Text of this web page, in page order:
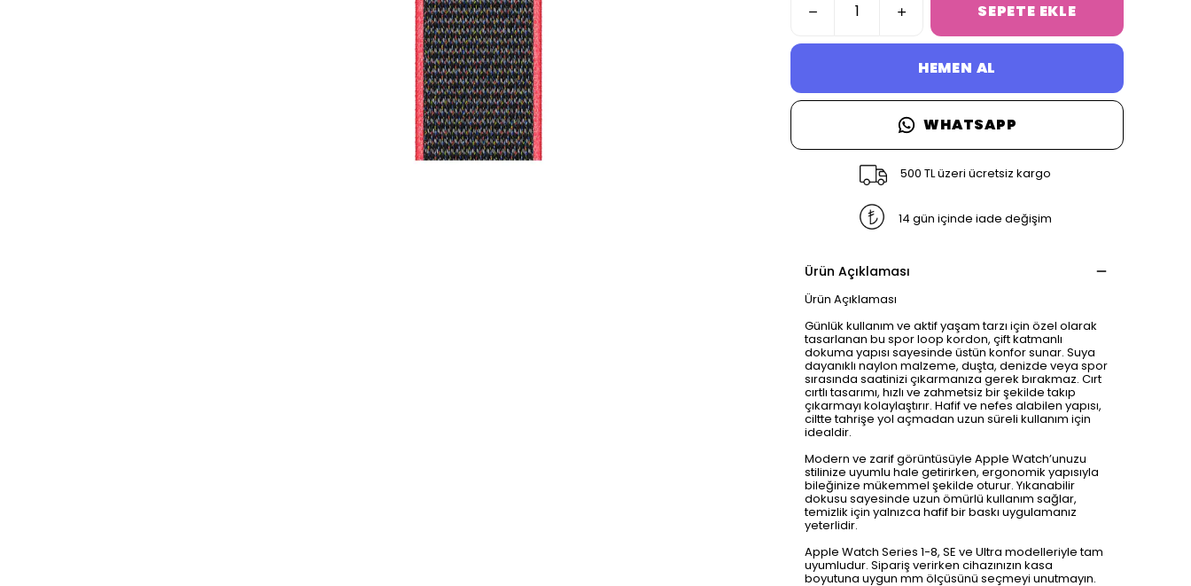
SEPETE EKLE
HEMEN AL
WHATSAPP
500 TL üzeri ücretsiz kargo
14 gün içinde iade değişim
Ürün Açıklaması
Ürün Açıklaması
Günlük kullanım ve aktif yaşam tarzı için özel olarak
tasarlanan bu spor loop kordon, çift katmanlı
dokuma yapısı sayesinde üstün konfor sunar. Suya
dayanıklı naylon malzeme, duşta, denizde veya spor
sırasında saatinizi çıkarmanıza gerek bırakmaz. Cırt
cırtlı tasarımı, hızlı ve zahmetsiz bir şekilde takıp
çıkarmayı kolaylaştırır. Hafif ve nefes alabilen yapısı,
ciltte tahrişe yol açmadan uzun süreli kullanım için
idealdir.
Modern ve zarif görüntüsüyle Apple Watch’unuzu
stilinize uyumlu hale getirirken, ergonomik yapısıyla
bileğinize mükemmel şekilde oturur. Yıkanabilir
dokusu sayesinde uzun ömürlü kullanım sağlar,
temizlik için yalnızca hafif bir baskı uygulamanız
yeterlidir.
Apple Watch Series 1-8, SE ve Ultra modelleriyle tam
uyumludur. Sipariş verirken cihazınızın kasa
boyutuna uygun mm ölçüsünü seçmeyi unutmayın.